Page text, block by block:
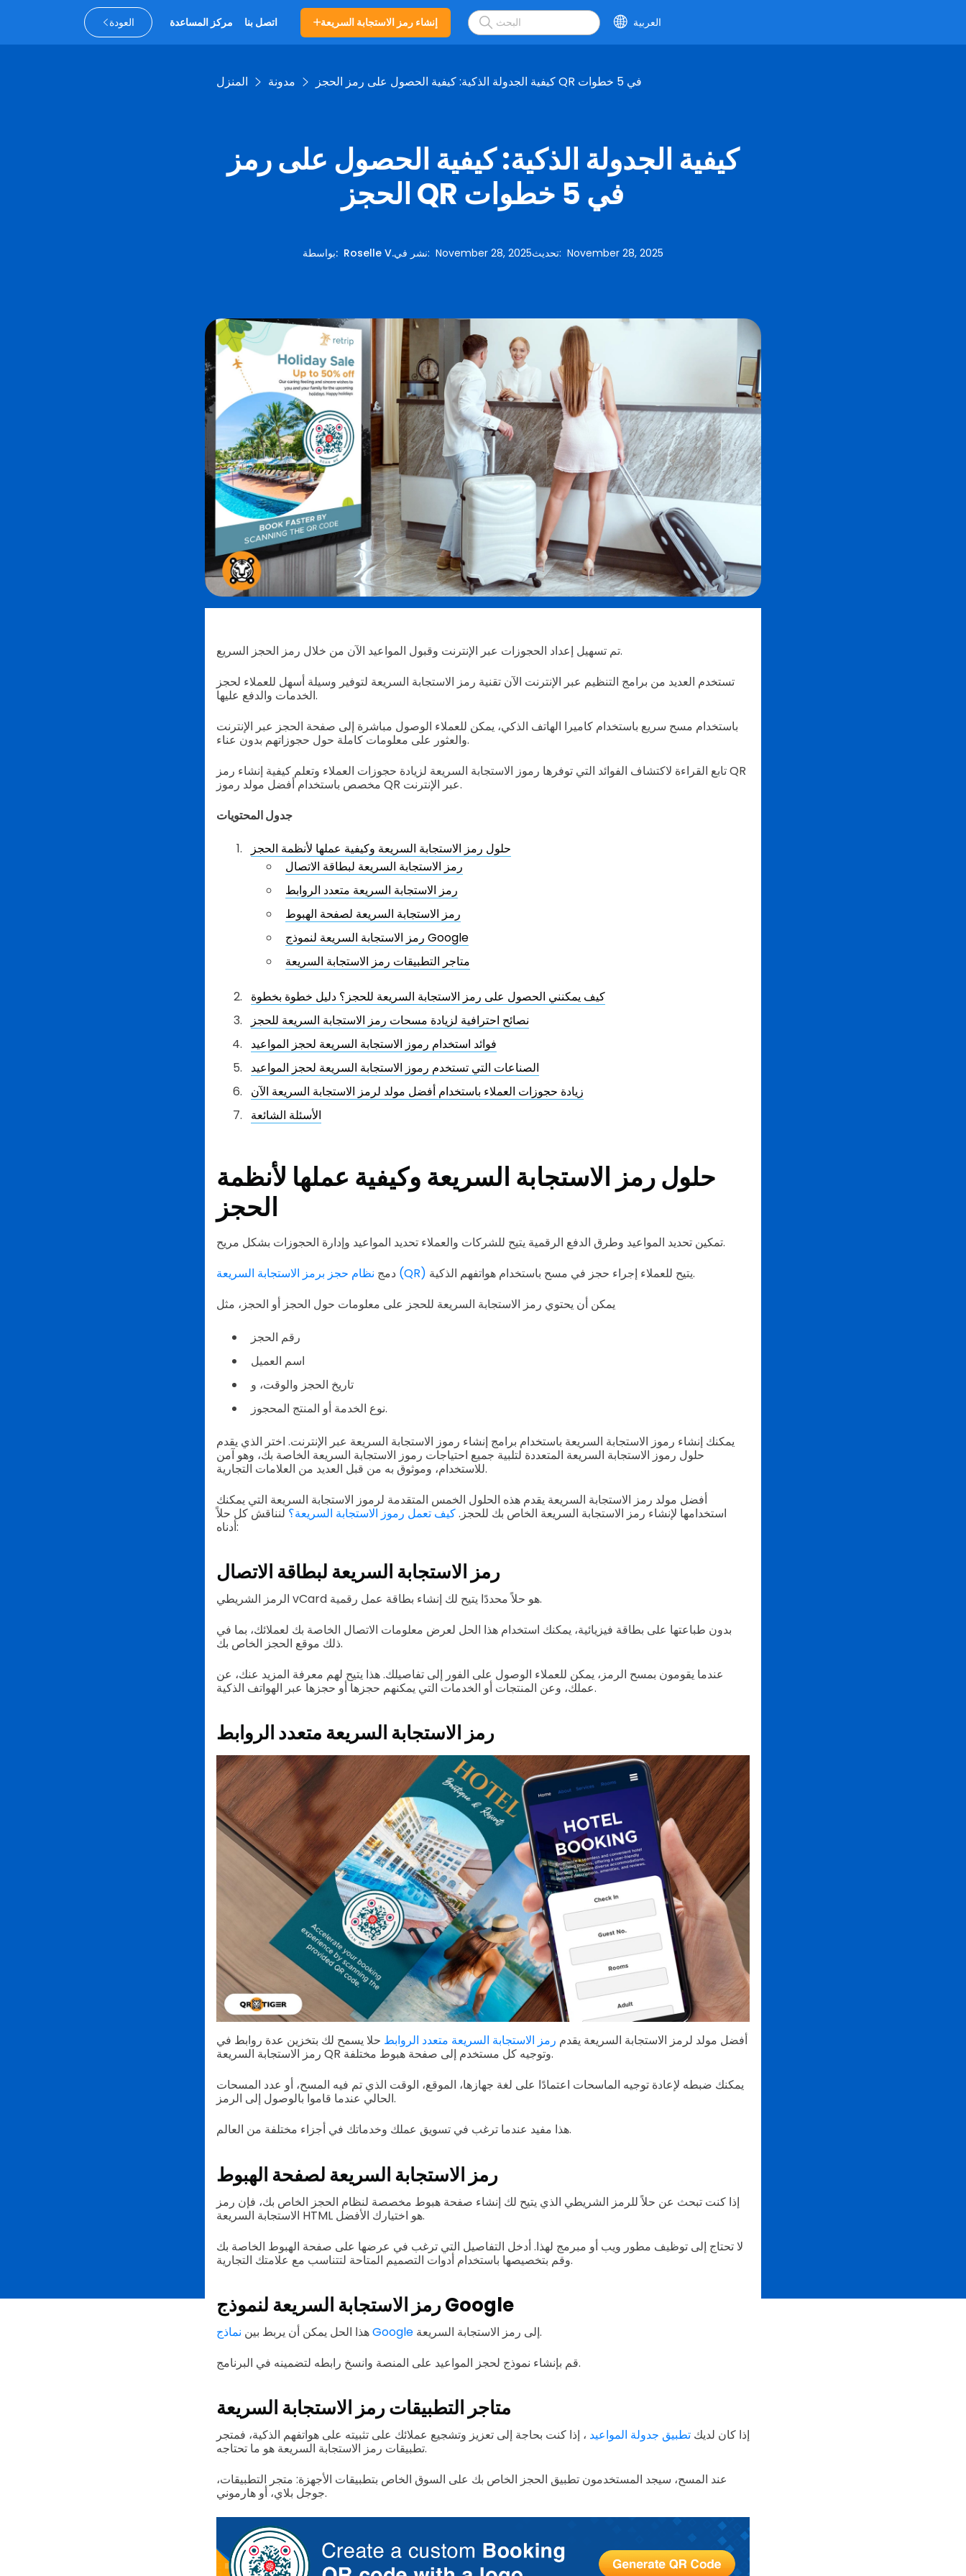
العودة مركز المساعدة اتصل بنا إنشاء رمز الاستجابة السريعة العربية
المنزل مدونة كيفية الجدولة الذكية: كيفية الحصول على رمز الحجز QR في 5 خطوات
كيفية الجدولة الذكية: كيفية الحصول على رمز
الحجز QR في 5 خطوات
بواسطة: Roselle V.نشر في: November 28, 2025تحديث: November 28, 2025
تم تسهيل إعداد الحجوزات عبر الإنترنت وقبول المواعيد الآن من خلال رمز الحجز السريع.
تستخدم العديد من برامج التنظيم عبر الإنترنت الآن تقنية رمز الاستجابة السريعة لتوفير وسيلة أسهل للعملاء لحجز
الخدمات والدفع عليها.
باستخدام مسح سريع باستخدام كاميرا الهاتف الذكي، يمكن للعملاء الوصول مباشرة إلى صفحة الحجز عبر الإنترنت
والعثور على معلومات كاملة حول حجوزاتهم بدون عناء.
تابع القراءة لاكتشاف الفوائد التي توفرها رموز الاستجابة السريعة لزيادة حجوزات العملاء وتعلم كيفية إنشاء رمز QR
مخصص باستخدام أفضل مولد رموز QR عبر الإنترنت.
جدول المحتويات
حلول رمز الاستجابة السريعة وكيفية عملها لأنظمة الحجز
رمز الاستجابة السريعة لبطاقة الاتصال
رمز الاستجابة السريعة متعدد الروابط
رمز الاستجابة السريعة لصفحة الهبوط
رمز الاستجابة السريعة لنموذج Google
متاجر التطبيقات رمز الاستجابة السريعة
كيف يمكنني الحصول على رمز الاستجابة السريعة للحجز؟ دليل خطوة بخطوة
نصائح احترافية لزيادة مسحات رمز الاستجابة السريعة للحجز
فوائد استخدام رموز الاستجابة السريعة لحجز المواعيد
الصناعات التي تستخدم رموز الاستجابة السريعة لحجز المواعيد
زيادة حجوزات العملاء باستخدام أفضل مولد لرمز الاستجابة السريعة الآن
الأسئلة الشائعة
حلول رمز الاستجابة السريعة وكيفية عملها لأنظمة
الحجز
تمكين تحديد المواعيد وطرق الدفع الرقمية يتيح للشركات والعملاء تحديد المواعيد وإدارة الحجوزات بشكل مريح.
دمجنظام حجز برمز الاستجابة السريعة (QR)
يتيح للعملاء إجراء حجز في مسح باستخدام هواتفهم الذكية.
يمكن أن يحتوي رمز الاستجابة السريعة للحجز على معلومات حول الحجز أو الحجز، مثل
رقم الحجز
اسم العميل
تاريخ الحجز والوقت، و
نوع الخدمة أو المنتج المحجوز.
يمكنك إنشاء رموز الاستجابة السريعة باستخدام برامج إنشاء رموز الاستجابة السريعة عبر الإنترنت. اختر الذي يقدم
حلول رموز الاستجابة السريعة المتعددة لتلبية جميع احتياجات رموز الاستجابة السريعة الخاصة بك، وهو آمن
للاستخدام، وموثوق به من قبل العديد من العلامات التجارية.
أفضل مولد رمز الاستجابة السريعة يقدم هذه الحلول الخمس المتقدمة لرموز الاستجابة السريعة التي يمكنك
استخدامها لإنشاء رمز الاستجابة السريعة الخاص بك للحجز.كيف تعمل رموز الاستجابة السريعة؟ لنناقش كل حلاً
أدناه:
رمز الاستجابة السريعة لبطاقة الاتصال
الرمز الشريطي vCard هو حلاً محددًا يتيح لك إنشاء بطاقة عمل رقمية.
بدون طباعتها على بطاقة فيزيائية، يمكنك استخدام هذا الحل لعرض معلومات الاتصال الخاصة بك لعملائك، بما في
ذلك موقع الحجز الخاص بك.
عندما يقومون بمسح الرمز، يمكن للعملاء الوصول على الفور إلى تفاصيلك. هذا يتيح لهم معرفة المزيد عنك، عن
عملك، وعن المنتجات أو الخدمات التي يمكنهم حجزها أو حجزها عبر الهواتف الذكية.
رمز الاستجابة السريعة متعدد الروابط
أفضل مولد لرمز الاستجابة السريعة يقدم رمز الاستجابة السريعة متعدد الروابط حلا يسمح لك بتخزين عدة روابط في
رمز الاستجابة السريعة QR وتوجيه كل مستخدم إلى صفحة هبوط مختلفة.
يمكنك ضبطه لإعادة توجيه الماسحات اعتمادًا على لغة جهازها، الموقع، الوقت الذي تم فيه المسح، أو عدد المسحات
الحالي عندما قاموا بالوصول إلى الرمز.
هذا مفيد عندما ترغب في تسويق عملك وخدماتك في أجزاء مختلفة من العالم.
رمز الاستجابة السريعة لصفحة الهبوط
إذا كنت تبحث عن حلاً للرمز الشريطي الذي يتيح لك إنشاء صفحة هبوط مخصصة لنظام الحجز الخاص بك، فإن رمز
الاستجابة السريعة HTML هو اختيارك الأفضل.
لا تحتاج إلى توظيف مطور ويب أو مبرمج لهذا. أدخل التفاصيل التي ترغب في عرضها على صفحة الهبوط الخاصة بك
وقم بتخصيصها باستخدام أدوات التصميم المتاحة لتتناسب مع علامتك التجارية.
رمز الاستجابة السريعة لنموذج Google
هذا الحل يمكن أن يربط بيننماذج Google
إلى رمز الاستجابة السريعة.
قم بإنشاء نموذج لحجز المواعيد على المنصة وانسخ رابطه لتضمينه في البرنامج.
متاجر التطبيقات رمز الاستجابة السريعة
إذا كان لديكتطبيق جدولة المواعيد ، إذا كنت بحاجة إلى تعزيز وتشجيع عملائك على تثبيته على هواتفهم الذكية، فمتجر
تطبيقات رمز الاستجابة السريعة هو ما تحتاجه.
عند المسح، سيجد المستخدمون تطبيق الحجز الخاص بك على السوق الخاص بتطبيقات الأجهزة: متجر التطبيقات،
جوجل بلاي، أو هارموني.